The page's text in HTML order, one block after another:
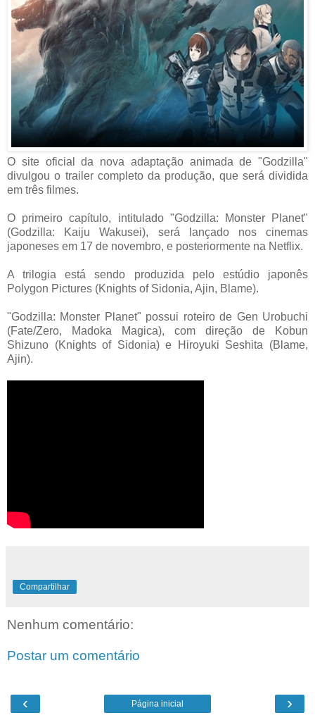
O site oficial da nova adaptação animada de "Godzilla"
divulgou o trailer completo da produção, que será dividida
em três filmes.
O primeiro capítulo, intitulado "Godzilla: Monster Planet"
(Godzilla: Kaiju Wakusei), será lançado nos cinemas
japoneses em 17 de novembro, e posteriormente na Netflix.
A trilogia está sendo produzida pelo estúdio japonês
Polygon Pictures (Knights of Sidonia, Ajin, Blame).
"Godzilla: Monster Planet" possui roteiro de Gen Urobuchi
(Fate/Zero, Madoka Magica), com direção de Kobun
Shizuno (Knights of Sidonia) e Hiroyuki Seshita (Blame,
Ajin).
Compartilhar
Nenhum comentário:
Postar um comentário
‹ ›
Página inicial